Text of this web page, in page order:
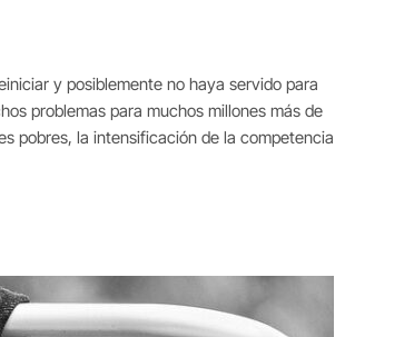
y posiblemente no haya servido para
problemas para muchos millones más de
pobres, la intensificación de la competencia